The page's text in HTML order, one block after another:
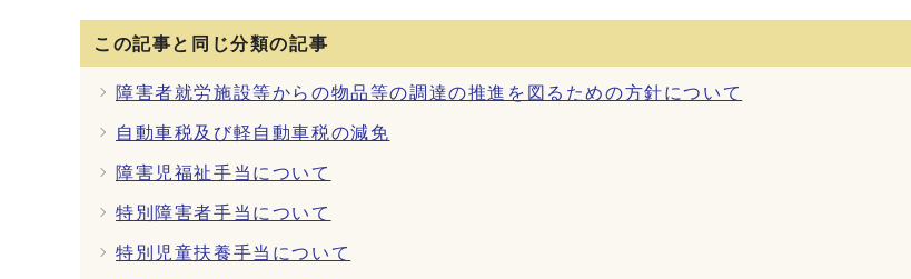
この記事と同じ分類の記事
障害者就労施設等からの物品等の調達の推進を図るための方針について
自動車税及び軽自動車税の減免
障害児福祉手当について
特別障害者手当について
特別児童扶養手当について